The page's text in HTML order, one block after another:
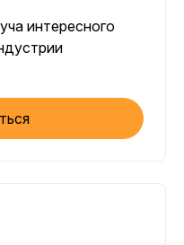
интересного